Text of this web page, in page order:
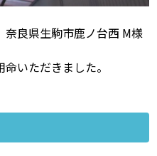
良県生駒市鹿ノ台西 M様
いただきました。